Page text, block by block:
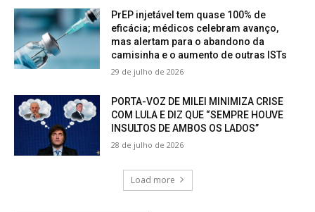
PrEP injetável tem quase 100% de
eficácia; médicos celebram avanço,
mas alertam para o abandono da
camisinha e o aumento de outras ISTs
29 de julho de 2026
PORTA-VOZ DE MILEI MINIMIZA CRISE
COM LULA E DIZ QUE “SEMPRE HOUVE
INSULTOS DE AMBOS OS LADOS”
28 de julho de 2026
Load more